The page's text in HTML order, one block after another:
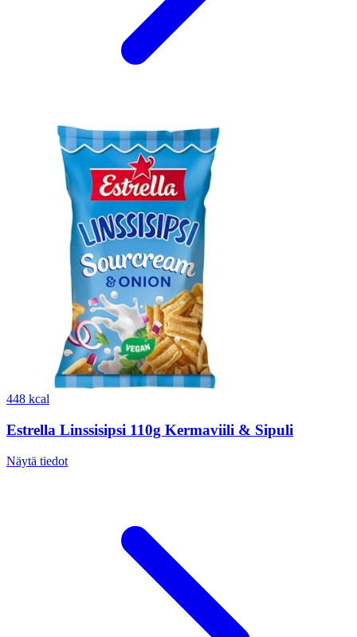
448 kcal
Estrella Linssisipsi 110g Kermaviili & Sipuli
Näytä tiedot